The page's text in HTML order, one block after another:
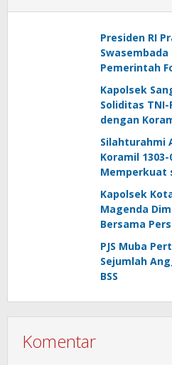
Presiden RI
Pemerintah
Kemandirian
Kapolsek
Soliditas
dengan
Silahturahmi
Koramil
Memperkuat
Kapolsek
Magenda
Bersama
Silaturahmi
PJS Muba
Sejumlah
BSS
Komentar